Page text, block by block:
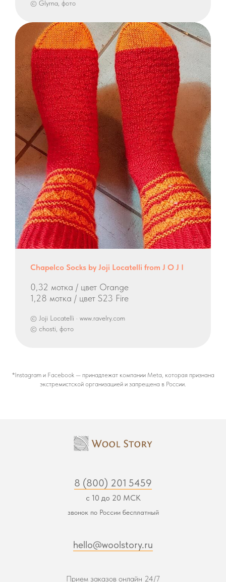
© Glyrna, фото
Chapelco Socks by Joji Locatelli from J O J I
0,32 мотка / цвет Orange
1,28 мотка / цвет S23 Fire
© Joji Locatelli · www.ravelry.com
© chosti, фото
*Instagram и Facebook — принадлежат компании Meta, которая признана
экстремистской организацией и запрещена в России.
8 (800) 201 5459
с 10 до 20 МСК
звонок по России бесплатный
hello@woolstory.ru
Прием заказов онлайн 24/7